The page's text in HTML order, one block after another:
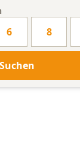
6 8
Suchen